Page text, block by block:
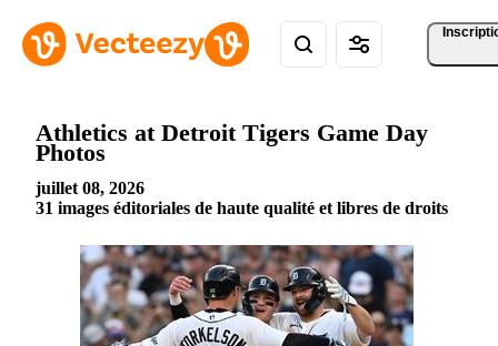
Athletics at Detroit Tigers Game Day
Photos
juillet 08, 2026
31 images éditoriales de haute qualité et libres de droits